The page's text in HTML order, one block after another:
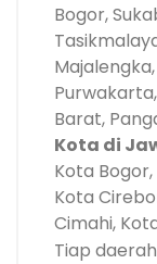
Bogor,
Barat,
Kota di
Kota
Kota
Cimahi,
Tiap